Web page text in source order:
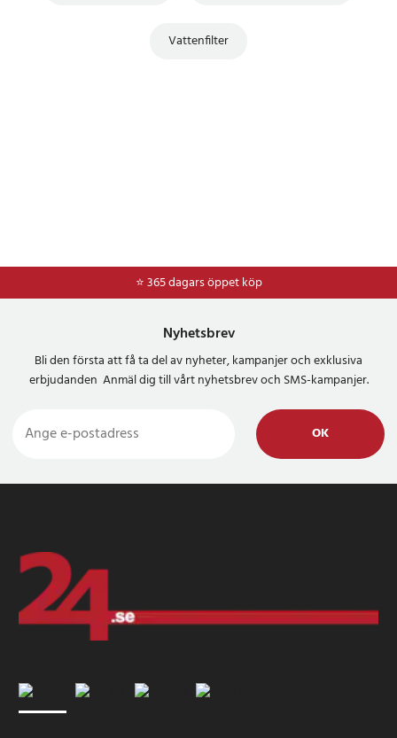
Vattenfilter
⭐ 365 dagars öppet köp
⭐Frakt 49kr *
Nyhetsbrev
Bli den första att få ta del av nyheter, kampanjer och exklusiva
erbjudanden Anmäl dig till vårt nyhetsbrev och SMS-kampanjer.
OK